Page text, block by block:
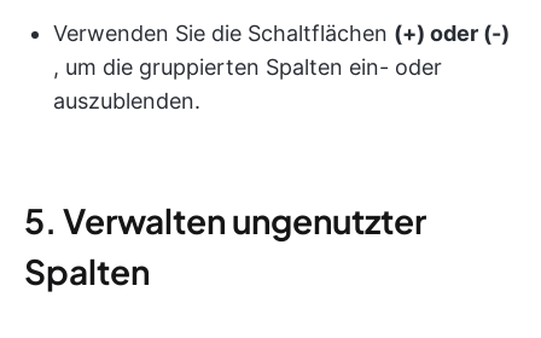
Verwenden Sie die Schaltflächen (+) oder (-)
, um die gruppierten Spalten ein- oder
auszublenden.
5. Verwalten ungenutzter
Spalten